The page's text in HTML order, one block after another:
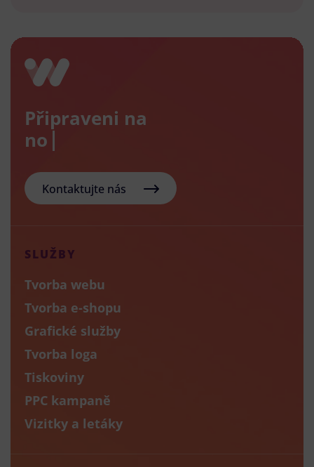
Připraveni na
nový e-
Kontaktujte nás
SLUŽBY
Tvorba webu
Tvorba e-shopu
Grafické služby
Tvorba loga
Tiskoviny
PPC kampaně
Vizitky a letáky